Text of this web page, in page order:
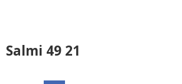
Salmi 49 21